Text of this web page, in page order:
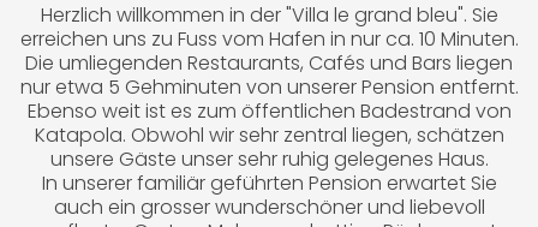
Herzlich willkommen in der "Villa le grand bleu". Sie
erreichen uns zu Fuss vom Hafen in nur ca. 10 Minuten.
Die umliegenden Restaurants, Cafés und Bars liegen
nur etwa 5 Gehminuten von unserer Pension entfernt.
Ebenso weit ist es zum öffentlichen Badestrand von
Katapola. Obwohl wir sehr zentral liegen, schätzen
unsere Gäste unser sehr ruhig gelegenes Haus.
In unserer familiär geführten Pension erwartet Sie
auch ein grosser wunderschöner und liebevoll